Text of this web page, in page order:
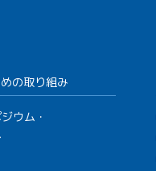
の取り組み
ウム・